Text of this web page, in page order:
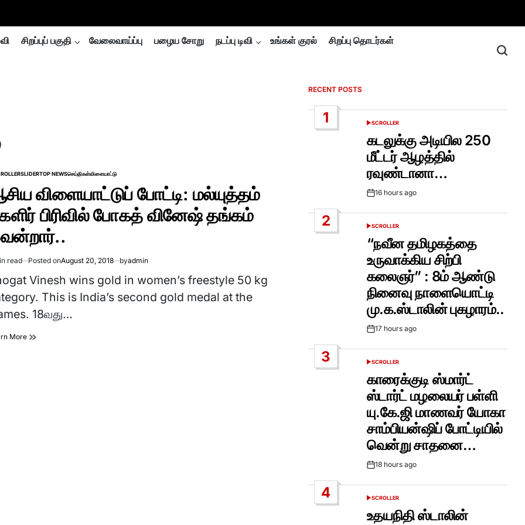
சிறப்புப் பகுதி வேலைவாய்ப்பு பழைய சோறு நடப்பு டிவி உங்கள் குரல் சிறப்பு தொடர்கள்
SLIDERTOP NEWSசெய்திகள்விளையாட்டு
விளையாட்டுப் போட்டி: மல்யுத்தம்
பிரிவில் போகத் வினேஷ் தங்கம்
read Posted onAugust 20, 2018 byadmin
Vinesh wins gold in women’s freestyle 50 kg
This is India’s second gold medal at the
18வது…
More
RECENT POSTS
1
POSTED
SCROLLER
கடலுக்கு அடியில 250
மீட்டர் ஆழத்தில்
ரவுண்டானா…
Post16 hours ago
2
POSTED
SCROLLER
“நவீன தமிழகத்தை
உருவாக்கிய சிற்பி
கலைஞர்” : 8ம் ஆண்டு
நினைவு நாளையொட்டி
மு.க.ஸ்டாலின் புகழாரம்..
Post17 hours ago
3
POSTED
SCROLLER
காரைக்குடி ஸ்மார்ட்
ஸ்டார்ட் மழலையர் பள்ளி
யு.கே.ஜி மாணவர் யோகா
சாம்பியன்ஷிப் போட்டியில்
வென்று சாதனை…
Post18 hours ago
4
POSTED
SCROLLER
உதயநிதி ஸ்டாலின்